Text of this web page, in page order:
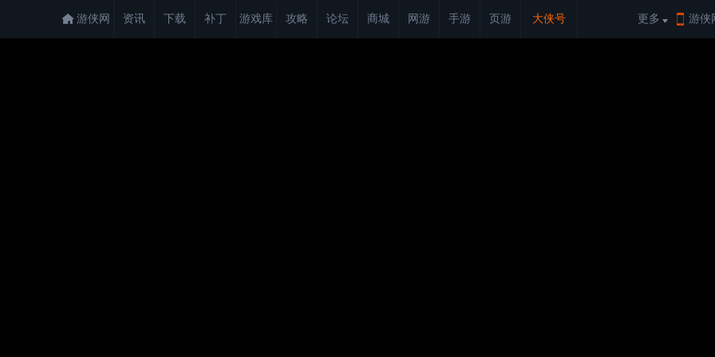
游侠网 资讯 下载 补丁 游戏库 攻略 论坛 商城 网游 手游 页游 大侠号 更多 游侠